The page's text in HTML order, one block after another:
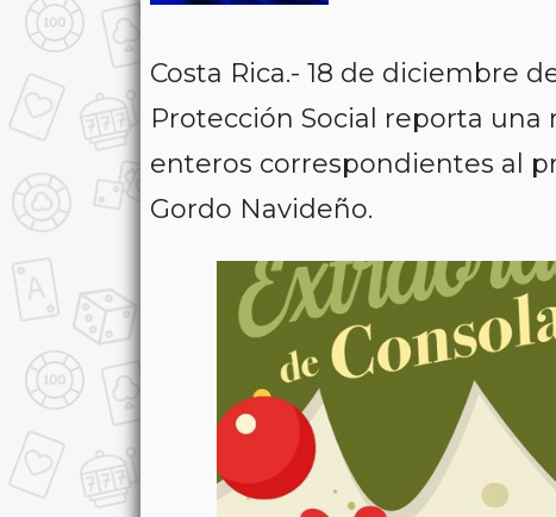
Costa Rica.- 18 de diciembre
Protección Social reporta una
enteros correspondientes al
Gordo Navideño.